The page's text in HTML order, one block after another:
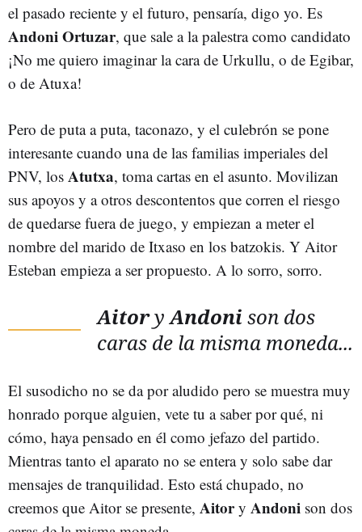
el pasado reciente y el futuro, pensaría, digo yo. Es
Andoni Ortuzar, que sale a la palestra como candidato
¡No me quiero imaginar la cara de Urkullu, o de Egibar,
o de Atuxa!
Pero de puta a puta, taconazo, y el culebrón se pone
interesante cuando una de las familias imperiales del
PNV, los Atutxa, toma cartas en el asunto. Movilizan
sus apoyos y a otros descontentos que corren el riesgo
de quedarse fuera de juego, y empiezan a meter el
nombre del marido de Itxaso en los batzokis. Y Aitor
Esteban empieza a ser propuesto. A lo sorro, sorro.
AitoryAndoni son dos
caras de la misma moneda...
El susodicho no se da por aludido pero se muestra muy
honrado porque alguien, vete tu a saber por qué, ni
cómo, haya pensado en él como jefazo del partido.
Mientras tanto el aparato no se entera y solo sabe dar
mensajes de tranquilidad. Esto está chupado, no
creemos que Aitor se presente, Aitory Andoni son dos